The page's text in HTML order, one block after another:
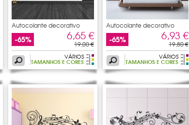
Autocolante decorativo
pauta
-65% 6,65 €
19,00 €
VÁRIOS
TAMANHOS E CORES
Autocolante decorativo
pauta
-65% 6,93 €
19,80 €
VÁRIOS
TAMANHOS E CORES